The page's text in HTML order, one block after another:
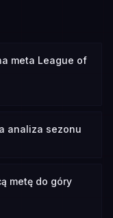
meta League of
analiza sezonu
metę do góry